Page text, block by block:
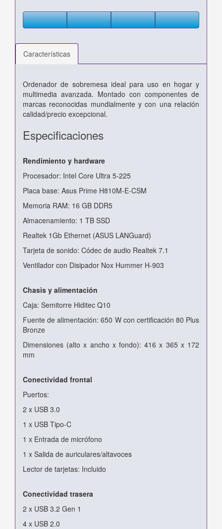
Características
Ordenador de sobremesa ideal para uso en hogar y
multimedia avanzada. Montado con componentes de
marcas reconocidas mundialmente y con una relación
calidad/precio excepcional.
Especificaciones
Rendimiento y hardware
Procesador: Intel Core Ultra 5-225
Placa base: Asus Prime H810M-E-CSM
Memoria RAM: 16 GB DDR5
Almacenamiento: 1 TB SSD
Realtek 1Gb Ethernet (ASUS LANGuard)
Tarjeta de sonido: Códec de audio Realtek 7.1
Ventilador con Disipador Nox Hummer H-903
Chasis y alimentación
Caja: Semitorre Hiditec Q10
Fuente de alimentación: 650 W con certificación 80 Plus
Bronze
Dimensiones (alto x ancho x fondo): 416 x 365 x 172
mm
Conectividad frontal
Puertos:
2 x USB 3.0
1 x USB Tipo-C
1 x Entrada de micrófono
1 x Salida de auriculares/altavoces
Lector de tarjetas: Incluido
Conectividad trasera
2 x USB 3.2 Gen 1
4 x USB 2.0